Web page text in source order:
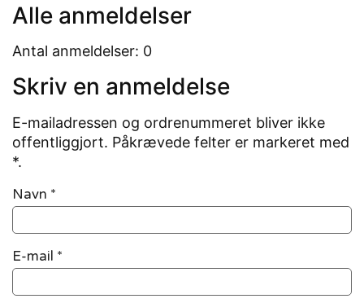
Alle anmeldelser
Antal anmeldelser: 0
Skriv en anmeldelse
E-mailadressen og ordrenummeret bliver ikke
offentliggjort. Påkrævede felter er markeret med
*.
Navn *
E-mail *